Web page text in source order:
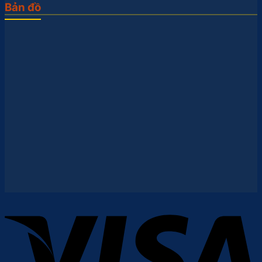
Bản đồ